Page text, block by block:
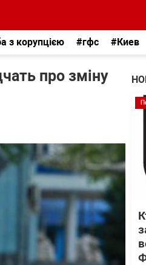
з корупцією #гфс #Киев
про зміну